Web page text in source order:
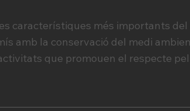
característiques més importants
amb la conservació del medi
que promouen el respecte